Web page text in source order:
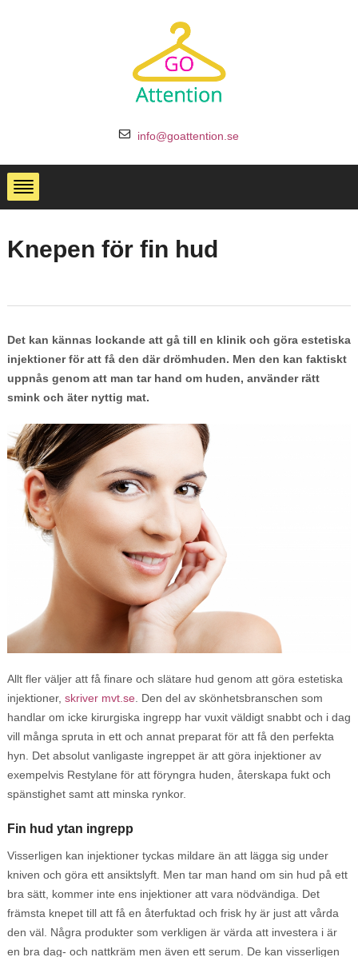
info@goattention.se
Knepen för fin hud
Det kan kännas lockande att gå till en klinik och göra estetiska
injektioner för att få den där drömhuden. Men den kan faktiskt
uppnås genom att man tar hand om huden, använder rätt
smink och äter nyttig mat.
Allt fler väljer att få finare och slätare hud genom att göra estetiska
injektioner, skriver mvt.se. Den del av skönhetsbranschen som
handlar om icke kirurgiska ingrepp har vuxit väldigt snabbt och i dag
vill många spruta in ett och annat preparat för att få den perfekta
hyn. Det absolut vanligaste ingreppet är att göra injektioner av
exempelvis Restylane för att föryngra huden, återskapa fukt och
spänstighet samt att minska rynkor.
Fin hud ytan ingrepp
Visserligen kan injektioner tyckas mildare än att lägga sig under
kniven och göra ett ansiktslyft. Men tar man hand om sin hud på ett
bra sätt, kommer inte ens injektioner att vara nödvändiga. Det
främsta knepet till att få en återfuktad och frisk hy är just att vårda
den väl. Några produkter som verkligen är värda att investera i är
en bra dag- och nattkräm men även ett serum. De kan visserligen